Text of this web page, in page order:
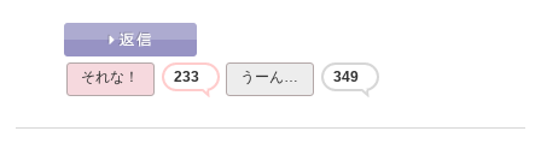
それな！ 233 うーん… 349